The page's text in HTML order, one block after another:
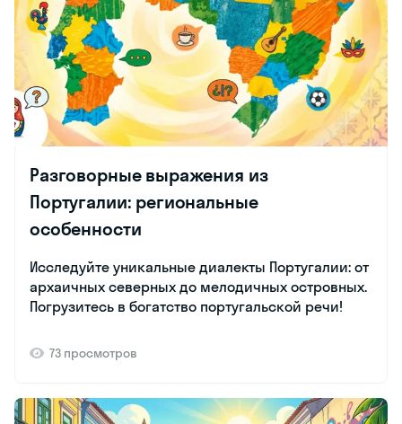
Разговорные выражения из
Португалии: региональные
особенности
Исследуйте уникальные диалекты Португалии: от
архаичных северных до мелодичных островных.
Погрузитесь в богатство португальской речи!
73 просмотров